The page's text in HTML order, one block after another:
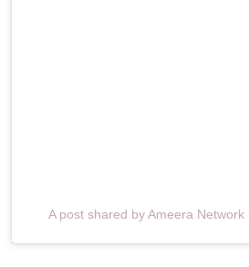
A post shared by Ameera